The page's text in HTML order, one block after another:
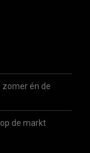
zomer én de
de markt